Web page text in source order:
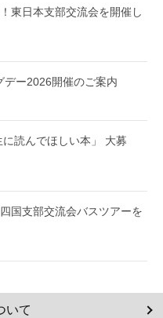
東日本支部交流会を開催し
デー2026開催のご案内
読んでほしい本」 大募
国支部交流会バスツアーを
いて